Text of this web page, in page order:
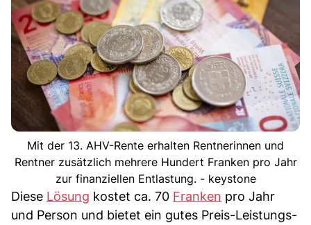
Mit der 13. AHV-Rente erhalten Rentnerinnen und
Rentner zusätzlich mehrere Hundert Franken pro Jahr
zur finanziellen Entlastung. - keystone
Diese Lösung kostet ca. 70 Franken pro Jahr
und Person und bietet ein gutes Preis-Leistungs-